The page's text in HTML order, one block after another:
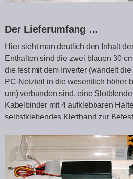
Der Lieferumfang …
Hier sieht man deutlich den Inhalt
Enthalten sind die zwei blauen 30
die fest mit dem Inverter (wandelt
PC-Netzteil in die wesentlich höher
um) verbunden sind, eine
Kabelbinder mit 4 aufklebbaren
selbstklebendes Klettband zur